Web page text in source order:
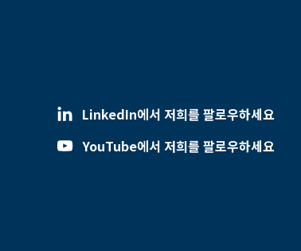
LinkedIn에서 저희를 팔로우하세요
YouTube에서 저희를 팔로우하세요